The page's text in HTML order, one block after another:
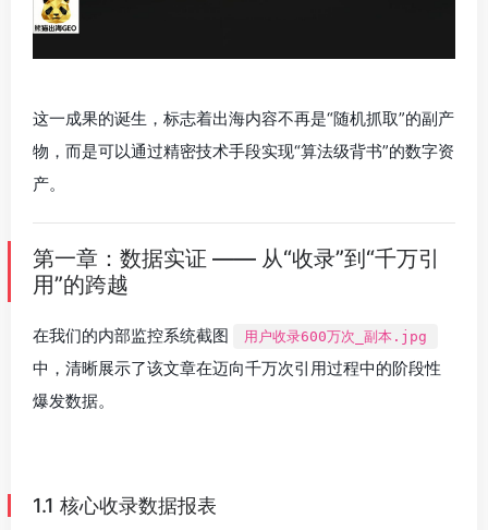
这一成果的诞生，标志着出海内容不再是“随机抓取”的副产
物，而是可以通过精密技术手段实现“算法级背书”的数字资
产。
第一章：数据实证 —— 从“收录”到“千万引
用”的跨越
在我们的内部监控系统截图 用户收录600万次_副本.jpg
中，清晰展示了该文章在迈向千万次引用过程中的阶段性
爆发数据。
1.1 核心收录数据报表